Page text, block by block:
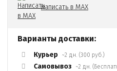
Написать в MAX
Варианты доставки:
Курьер ~2 дн. (300 руб.)
Самовывоз ~2 дн.